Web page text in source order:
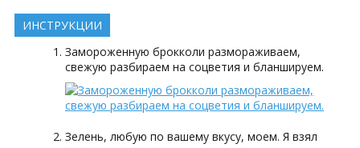
ИНСТРУКЦИИ
Замороженную брокколи размораживаем,
свежую разбираем на соцветия и бланшируем.
Зелень, любую по вашему вкусу, моем. Я взял